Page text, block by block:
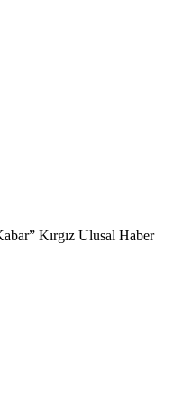
Kırgız Ulusal Haber